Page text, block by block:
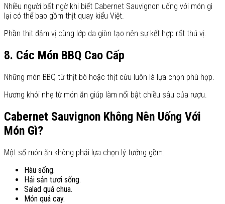
Nhiều người bất ngờ khi biết Cabernet Sauvignon uống với món gì
lại có thể bao gồm thịt quay kiểu Việt.
Phần thịt đậm vị cùng lớp da giòn tạo nên sự kết hợp rất thú vị.
8. Các Món BBQ Cao Cấp
Những món BBQ từ thịt bò hoặc thịt cừu luôn là lựa chọn phù hợp.
Hương khói nhẹ từ món ăn giúp làm nổi bật chiều sâu của rượu.
Cabernet Sauvignon Không Nên Uống Với
Món Gì?
Một số món ăn không phải lựa chọn lý tưởng gồm:
Hàu sống.
Hải sản tươi sống.
Salad quá chua.
Món quá cay.